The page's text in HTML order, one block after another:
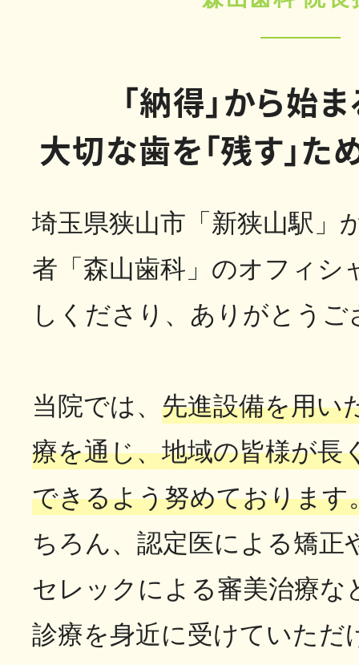
「納得」から始
大切な歯を「残す」
埼玉県狭山市「新狭山駅」
者「森山歯科」のオフィシ
しくださり、ありがとうご
当院では、 先進設備を用い
療を通じ、地域の皆様が長
できるよう努めております
ちろん、認定医による矯正
セレックによる審美治療な
診療を身近に受けていただ